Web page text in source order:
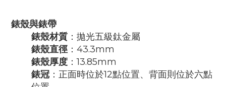
錶殼與錶帶
錶殼材質 ：拋光五級鈦金屬
錶殼直徑 ：43.3mm
錶殼厚度 ：13.85mm
錶冠：正面時位於12點位置、背面則位於六點